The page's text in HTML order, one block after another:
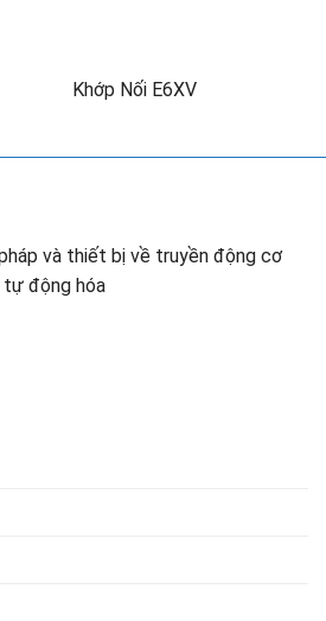
Khớp Nối E6XV
và thiết bị về truyền động cơ
động hóa